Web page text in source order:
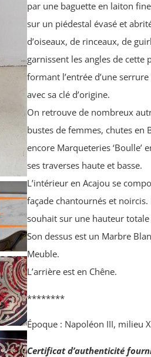
par une baguette en laiton
sur un piédestal évasé et
d’oiseaux, de rinceaux, de
garnissent les angles de cette
formant l’entrée d’une
avec sa clé d’origine.
On retrouve de nombreux
bustes de femmes, chutes en
encore Marqueteries ‘Boulle’
ses traverses haute et basse.
L’intérieur en Acajou se
façade chantournés et
souhait sur une hauteur
Son dessus est un Marbre
Meuble.
L’arrière est en Chêne.
********
Époque : Napoléon III, milieu
Certificat d’authenticité